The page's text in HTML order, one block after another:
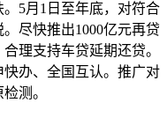
5月1日至年底，对符合
尽快推出1000亿元再贷
理支持车贷延期还贷。
办、全国互认。推广对
测。